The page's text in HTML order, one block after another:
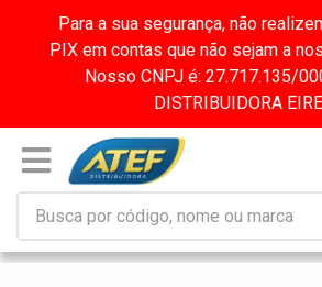
Para a sua segurança, não
PIX em contas que não sejam a
Nosso CNPJ é: 27.717.135/
DISTRIBUIDORA